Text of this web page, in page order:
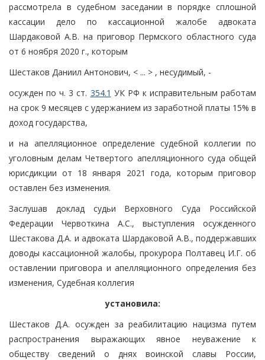
рассмотрела в судебном заседании в порядке сплошной
кассации дело по кассационной жалобе адвоката
Шардаковой А.В. на приговор Пермского областного суда
от 6 ноября 2020 г., которым
Шестаков Даниил Антонович, < ... > , несудимый, -
осужден по ч. 3 ст. 354.1 УК РФ к исправительным работам
на срок 9 месяцев с удержанием из заработной платы 15% в
доход государства,
и на апелляционное определение судебной коллегии по
уголовным делам Четвертого апелляционного суда общей
юрисдикции от 18 января 2021 года, которым приговор
оставлен без изменения.
Заслушав доклад судьи Верховного Суда Российской
Федерации Червоткина А.С., выступления осужденного
Шестакова Д.А. и адвоката Шардаковой А.В., поддержавших
доводы кассационной жалобы, прокурора Полтавец И.Г. об
оставлении приговора и апелляционного определения без
изменения, Судебная коллегия
установила:
Шестаков Д.А. осужден за реабилитацию нацизма путем
распространения выражающих явное неуважение к
обществу сведений о днях воинской славы России,